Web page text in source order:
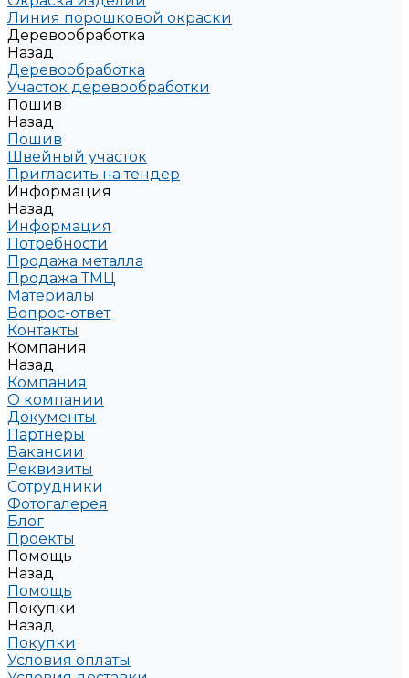
Линия порошковой окраски
Деревообработка
Назад
Деревообработка
Участок деревообработки
Пошив
Назад
Пошив
Швейный участок
Пригласить на тендер
Информация
Назад
Информация
Потребности
Продажа металла
Продажа ТМЦ
Материалы
Вопрос-ответ
Контакты
Компания
Назад
Компания
О компании
Документы
Партнеры
Вакансии
Реквизиты
Сотрудники
Фотогалерея
Блог
Проекты
Помощь
Назад
Помощь
Покупки
Назад
Покупки
Условия оплаты